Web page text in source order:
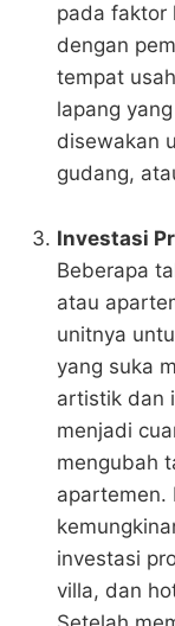
pada faktor
dengan
tempat
lapang
disewakan
gudang,
Investasi
Beberapa
atau
unitnya
yang suka
artistik dan
menjadi
mengubah
apartemen.
investasi
villa, dan